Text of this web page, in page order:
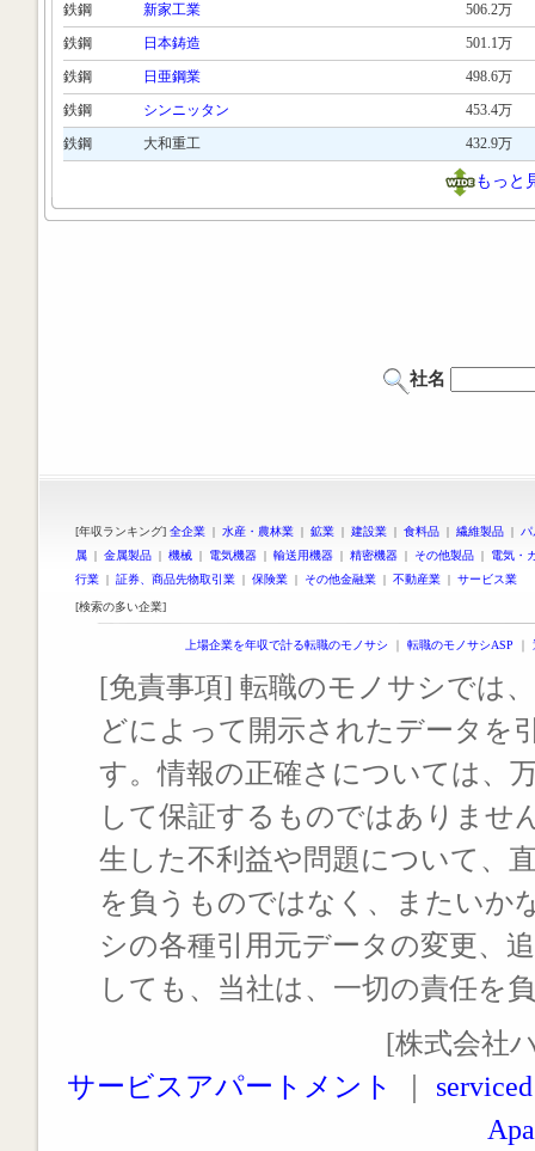
鉄鋼
新家工業
506.2万
鉄鋼
日本鋳造
501.1万
鉄鋼
日亜鋼業
498.6万
鉄鋼
シンニッタン
453.4万
鉄鋼
大和重工 432.9万
もっと
社名
[年収ランキング] 全企業 | 水産・農林業 | 鉱業 | 建設業 | 食料品 | 繊維製品 |
属 | 金属製品 | 機械 | 電気機器 | 輸送用機器 | 精密機器 | その他製品 | 電気・
行業 | 証券、商品先物取引業 | 保険業 | その他金融業 | 不動産業 | サービス業
[検索の多い企業]
上場企業を年収で計る転職のモノサシ ｜ 転職のモノサシASP ｜
[免責事項] 転職のモノサシでは
どによって開示されたデータを
す。情報の正確さについては、
して保証するものではありませ
生した不利益や問題について、
を負うものではなく、またいか
シの各種引用元データの変更、
しても、当社は、一切の責任を
[株式会社
サービスアパートメント